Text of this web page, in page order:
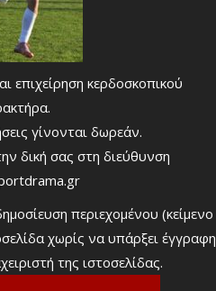
επιχείρηση κερδοσκοπικού
γίνονται δωρεάν.
δική σας στη διεύθυνση
περιεχομένου (κείμενο
χωρίς να υπάρξει έγγραφη
της ιστοσελίδας.